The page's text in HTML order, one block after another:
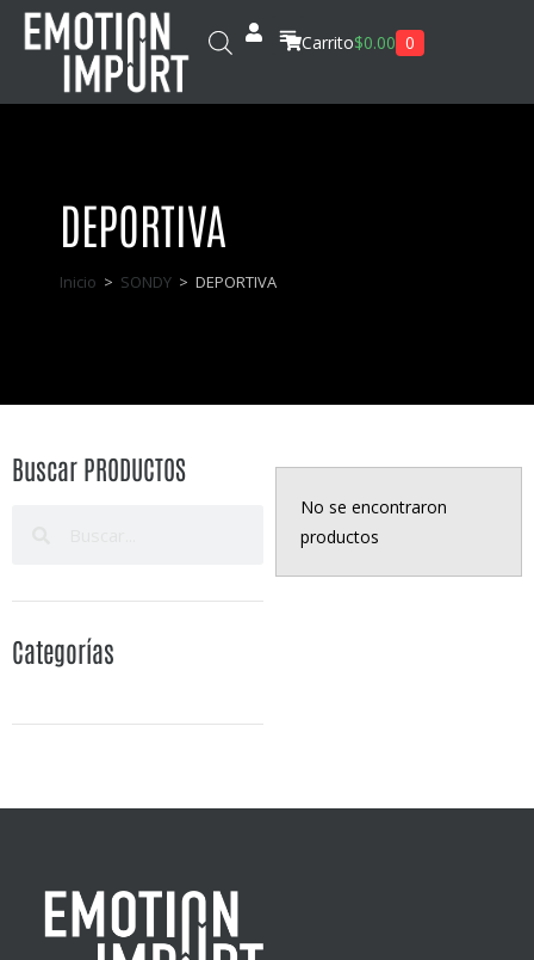
Carrito$0.00 0
DEPORTIVA
Inicio > SONDY > DEPORTIVA
Buscar PRODUCTOS
Categorías
No se encontraron
productos